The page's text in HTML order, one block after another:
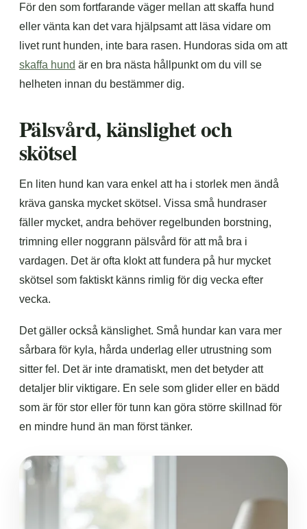
För den som fortfarande väger mellan att skaffa hund
eller vänta kan det vara hjälpsamt att läsa vidare om
livet runt hunden, inte bara rasen. Hundoras sida om att
skaffa hund är en bra nästa hållpunkt om du vill se
helheten innan du bestämmer dig.
Pälsvård, känslighet och
skötsel
En liten hund kan vara enkel att ha i storlek men ändå
kräva ganska mycket skötsel. Vissa små hundraser
fäller mycket, andra behöver regelbunden borstning,
trimning eller noggrann pälsvård för att må bra i
vardagen. Det är ofta klokt att fundera på hur mycket
skötsel som faktiskt känns rimlig för dig vecka efter
vecka.
Det gäller också känslighet. Små hundar kan vara mer
sårbara för kyla, hårda underlag eller utrustning som
sitter fel. Det är inte dramatiskt, men det betyder att
detaljer blir viktigare. En sele som glider eller en bädd
som är för stor eller för tunn kan göra större skillnad för
en mindre hund än man först tänker.